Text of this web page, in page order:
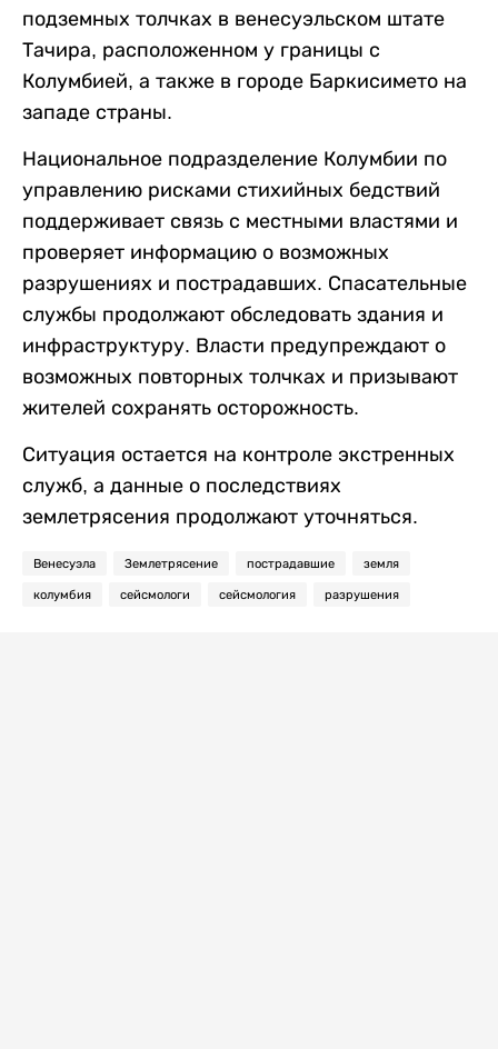
подземных толчках в венесуэльском штате
Тачира, расположенном у границы с
Колумбией, а также в городе Баркисимето на
западе страны.
Национальное подразделение Колумбии по
управлению рисками стихийных бедствий
поддерживает связь с местными властями и
проверяет информацию о возможных
разрушениях и пострадавших. Спасательные
службы продолжают обследовать здания и
инфраструктуру. Власти предупреждают о
возможных повторных толчках и призывают
жителей сохранять осторожность.
Ситуация остается на контроле экстренных
служб, а данные о последствиях
землетрясения продолжают уточняться.
Венесуэла Землетрясение пострадавшие земля
колумбия сейсмологи сейсмология разрушения